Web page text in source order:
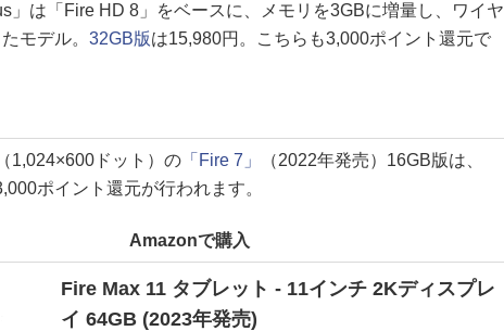
は「Fire HD 8」をベースに、メモリを3GBに増量し、ワイヤ
モデル。 32GB版は15,980円。こちらも3,000ポイント還元で
1,024×600ドット）の 「Fire 7」
（2022年発売）16GB版は、
ポイント還元が行われます。
Amazonで購入
Fire Max 11 タブレット - 11インチ 2Kディスプレ
イ 64GB (2023年発売)